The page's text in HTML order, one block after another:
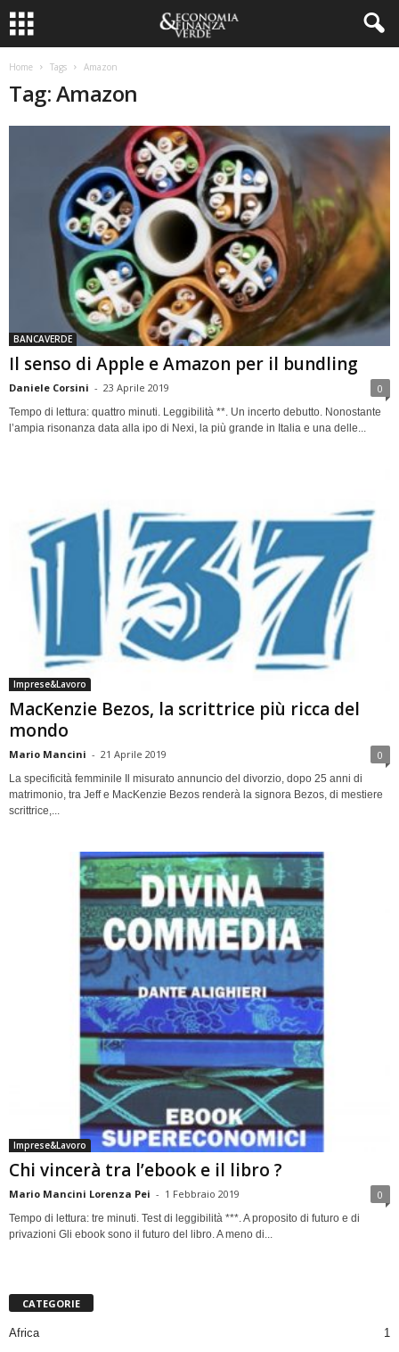
Home Tags Amazon
Tag: Amazon
BANCAVERDE
Il senso di Apple e Amazon per il bundling
Daniele Corsini - 23 Aprile 2019 0
Tempo di lettura: quattro minuti. Leggibilità **. Un incerto debutto. Nonostante
l’ampia risonanza data alla ipo di Nexi, la più grande in Italia e una delle...
Imprese&Lavoro
MacKenzie Bezos, la scrittrice più ricca del
mondo
Mario Mancini - 21 Aprile 2019 0
La specificità femminile Il misurato annuncio del divorzio, dopo 25 anni di
matrimonio, tra Jeff e MacKenzie Bezos renderà la signora Bezos, di mestiere
scrittrice,...
Imprese&Lavoro
Chi vincerà tra l’ebook e il libro ?
Mario Mancini Lorenza Pei - 1 Febbraio 2019 0
Tempo di lettura: tre minuti. Test di leggibilità ***. A proposito di futuro e di
privazioni Gli ebook sono il futuro del libro. A meno di...
CATEGORIE
Africa
1